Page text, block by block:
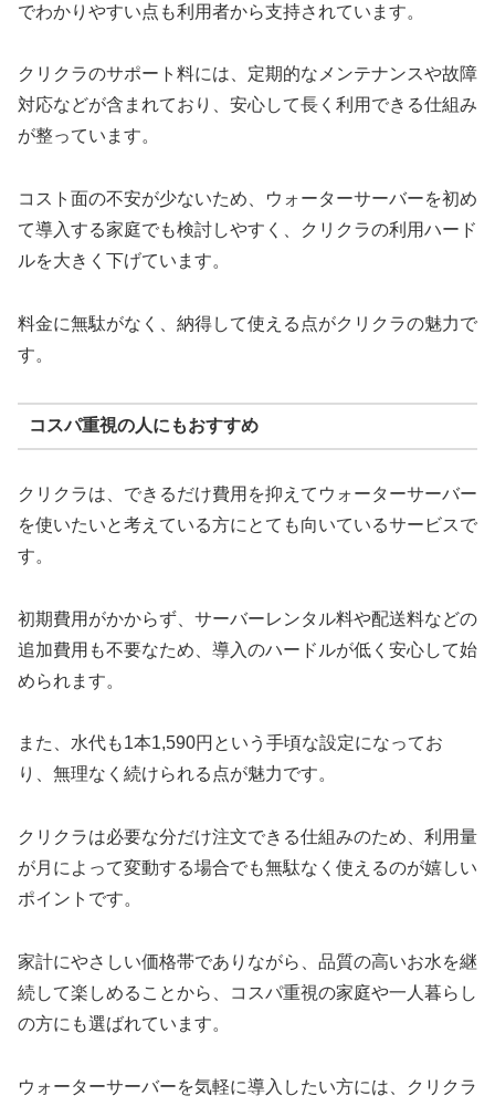
でわかりやすい点も利用者から支持されています。
クリクラのサポート料には、定期的なメンテナンスや故障
対応などが含まれており、安心して長く利用できる仕組み
が整っています。
コスト面の不安が少ないため、ウォーターサーバーを初め
て導入する家庭でも検討しやすく、クリクラの利用ハード
ルを大きく下げています。
料金に無駄がなく、納得して使える点がクリクラの魅力で
す。
コスパ重視の人にもおすすめ
クリクラは、できるだけ費用を抑えてウォーターサーバー
を使いたいと考えている方にとても向いているサービスで
す。
初期費用がかからず、サーバーレンタル料や配送料などの
追加費用も不要なため、導入のハードルが低く安心して始
められます。
また、水代も1本1,590円という手頃な設定になってお
り、無理なく続けられる点が魅力です。
クリクラは必要な分だけ注文できる仕組みのため、利用量
が月によって変動する場合でも無駄なく使えるのが嬉しい
ポイントです。
家計にやさしい価格帯でありながら、品質の高いお水を継
続して楽しめることから、コスパ重視の家庭や一人暮らし
の方にも選ばれています。
ウォーターサーバーを気軽に導入したい方には、クリクラ